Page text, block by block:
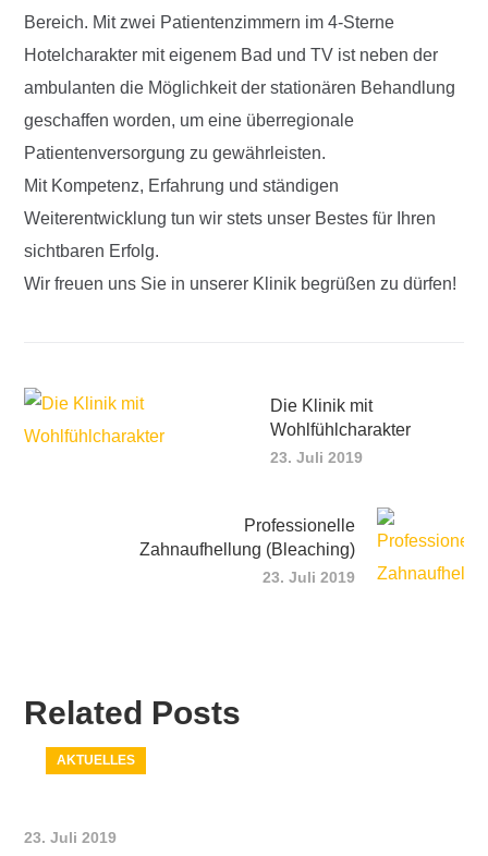
Bereich. Mit zwei Patientenzimmern im 4-Sterne
Hotelcharakter mit eigenem Bad und TV ist neben der
ambulanten die Möglichkeit der stationären Behandlung
geschaffen worden, um eine überregionale
Patientenversorgung zu gewährleisten.
Mit Kompetenz, Erfahrung und ständigen
Weiterentwicklung tun wir stets unser Bestes für Ihren
sichtbaren Erfolg.
Wir freuen uns Sie in unserer Klinik begrüßen zu dürfen!
Die Klinik mit
Wohlfühlcharakter
23. Juli 2019
Professionelle
Zahnaufhellung (Bleaching)
23. Juli 2019
Related Posts
AKTUELLES
23. Juli 2019